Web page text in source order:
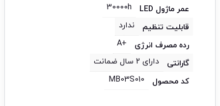
عمر ماژول LED
30000h
قابلیت تنظیم
ندارد
رده مصرف انرژی
+A
گارانتی
دارای 2 سال ضمانت
کد محصول
MB03S010